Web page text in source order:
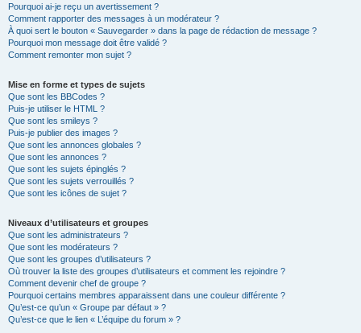
Pourquoi ai-je reçu un avertissement ?
Comment rapporter des messages à un modérateur ?
À quoi sert le bouton « Sauvegarder » dans la page de rédaction de message ?
Pourquoi mon message doit être validé ?
Comment remonter mon sujet ?
Mise en forme et types de sujets
Que sont les BBCodes ?
Puis-je utiliser le HTML ?
Que sont les smileys ?
Puis-je publier des images ?
Que sont les annonces globales ?
Que sont les annonces ?
Que sont les sujets épinglés ?
Que sont les sujets verrouillés ?
Que sont les icônes de sujet ?
Niveaux d’utilisateurs et groupes
Que sont les administrateurs ?
Que sont les modérateurs ?
Que sont les groupes d’utilisateurs ?
Où trouver la liste des groupes d’utilisateurs et comment les rejoindre ?
Comment devenir chef de groupe ?
Pourquoi certains membres apparaissent dans une couleur différente ?
Qu’est-ce qu’un « Groupe par défaut » ?
Qu’est-ce que le lien « L’équipe du forum » ?